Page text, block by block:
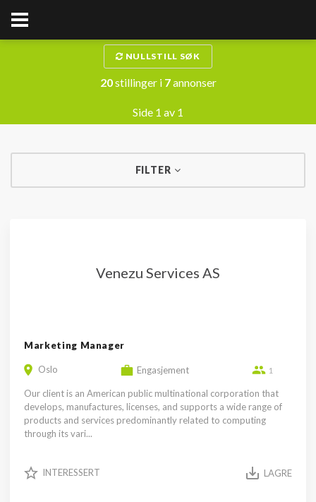
NULLSTILL SØK
20stillinger i 7annonser
Side 1 av 1
FILTER
Venezu Services AS
Marketing Manager
Oslo Engasjement 1
Our client is an American public multinational corporation that
develops, manufactures, licenses, and supports a wide range of
products and services predominantly related to computing
through its vari...
INTERESSERT LAGRE